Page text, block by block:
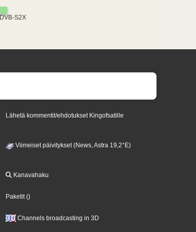
DVB-S2X
Lähetä kommentit/ehdotukset Kingofsatille
Viimeiset päivitykset (News, Astra 19,2°E)
Kanavahaku
Paketit ()
Channels broadcasting in 3D